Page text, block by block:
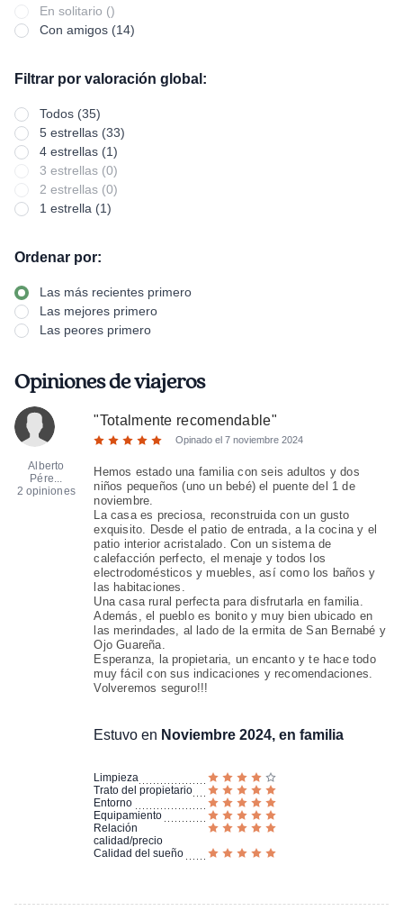
En solitario ()
Con amigos (14)
Filtrar por valoración global:
Todos (35)
5 estrellas (33)
4 estrellas (1)
3 estrellas (0)
2 estrellas (0)
1 estrella (1)
Ordenar por:
Las más recientes primero
Las mejores primero
Las peores primero
Opiniones de viajeros
Alberto
Pére...
2 opiniones
"Totalmente recomendable"
Opinado el7 noviembre 2024
Hemos estado una familia con seis adultos y dos
niños pequeños (uno un bebé) el puente del 1 de
noviembre.
La casa es preciosa, reconstruida con un gusto
exquisito. Desde el patio de entrada, a la cocina y el
patio interior acristalado. Con un sistema de
calefacción perfecto, el menaje y todos los
electrodomésticos y muebles, así como los baños y
las habitaciones.
Una casa rural perfecta para disfrutarla en familia.
Además, el pueblo es bonito y muy bien ubicado en
las merindades, al lado de la ermita de San Bernabé y
Ojo Guareña.
Esperanza, la propietaria, un encanto y te hace todo
muy fácil con sus indicaciones y recomendaciones.
Volveremos seguro!!!
Estuvo en Noviembre 2024, en familia
Limpieza
Trato del propietario
Entorno
Equipamiento
Relación
calidad/precio
Calidad del sueño